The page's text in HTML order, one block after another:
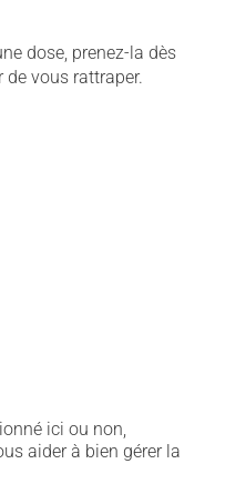
dose, prenez-la dès
vous rattraper.
ici ou non,
aider à bien gérer la